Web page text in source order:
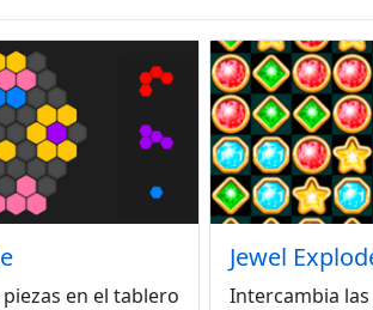
en el tablero
Jewel
Intercambia